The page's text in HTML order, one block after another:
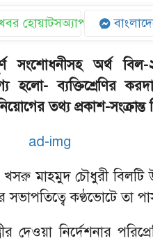
হোয়াটসঅ্যাপ
সংশোধনীসহ অর্থ
হলো- ব্যক্তিশ্রেণির
তথ্য প্রকাশ-সংক্রান্ত
মাহমুদ চৌধুরী বিলটি
কণ্ঠভোটে তা
নির্দেশনার